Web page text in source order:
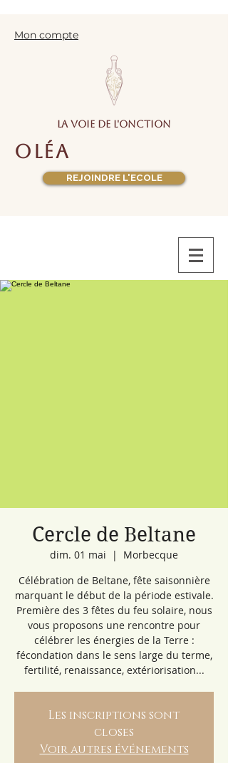
Mon compte
la voie de l'onction
oléa
REJOINDRE L'ECOLE
Cercle de Beltane
dim. 01 mai
  |
Morbecque
Célébration de Beltane, fête saisonnière
marquant le début de la période estivale.
Première des 3 fêtes du feu solaire, nous
vous proposons une rencontre pour
célébrer les énergies de la Terre :
fécondation dans le sens large du terme,
fertilité, renaissance, extériorisation...
Les inscriptions sont
closes
Voir autres événements